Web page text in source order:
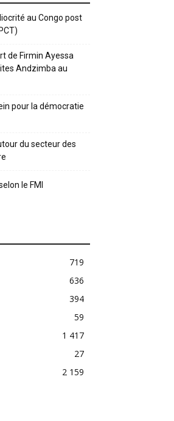
au Congo post
de Firmin Ayessa
Andzimba au
pour la démocratie
du secteur des
le FMI
719
636
394
59
1 417
27
2 159